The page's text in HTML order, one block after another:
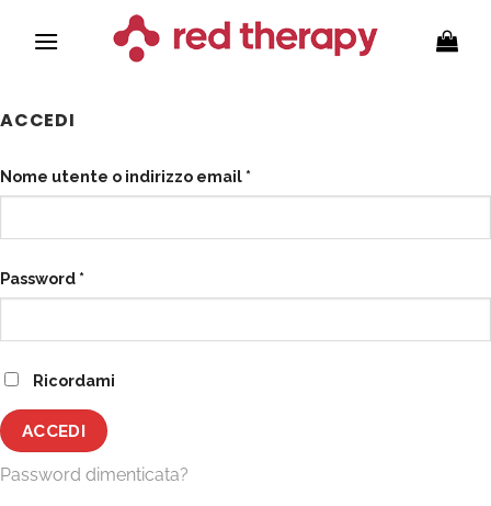
ACCEDI
Nome utente o indirizzo email *
Password *
Ricordami
ACCEDI
Password dimenticata?